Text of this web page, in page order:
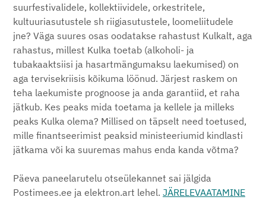
suurfestivalidele, kollektiividele, orkestritele,
kultuuriasutustele sh riigiasutustele, loomeliitudele
jne? Väga suures osas oodatakse rahastust Kulkalt, aga
rahastus, millest Kulka toetab (alkoholi- ja
tubakaaktsiisi ja hasartmängumaksu laekumised) on
aga tervisekriisis kõikuma löönud. Järjest raskem on
teha laekumiste prognoose ja anda garantiid, et raha
jätkub. Kes peaks mida toetama ja kellele ja milleks
peaks Kulka olema? Millised on täpselt need toetused,
mille finantseerimist peaksid ministeeriumid kindlasti
jätkama või ka suuremas mahus enda kanda võtma?
Päeva paneelarutelu otseülekannet sai jälgida
Postimees.ee ja elektron.art lehel. JÄRELEVAATAMINE